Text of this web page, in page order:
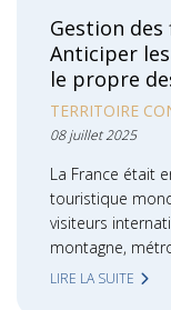
Gestion
Anticiper
le propre
TERRITOIRE
08 juillet 2025
La France était
touristique
visiteurs
montagne,
LIRE LA SUITE